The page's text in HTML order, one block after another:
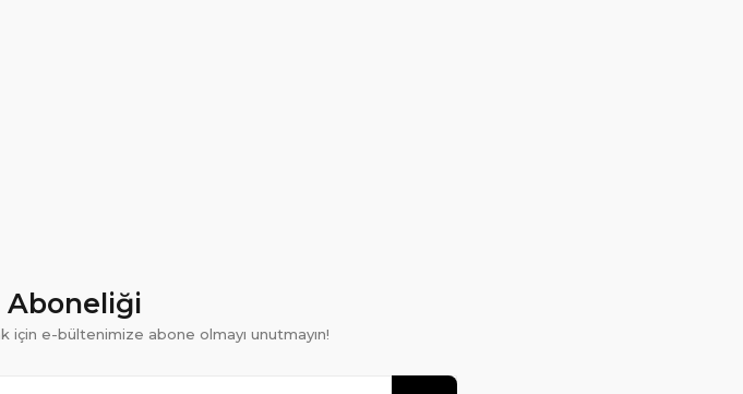
Aboneliği
e-bültenimize abone olmayı unutmayın!